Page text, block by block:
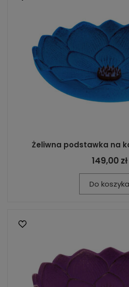
Żeliwna podstawka na
149,00 zł
Do koszyka